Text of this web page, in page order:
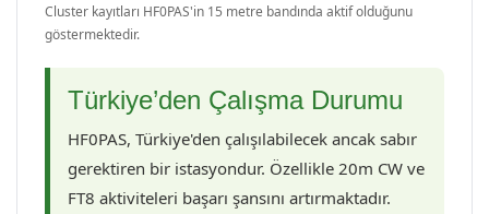
Cluster kayıtları HF0PAS'in 15 metre bandında aktif olduğunu
göstermektedir.
Türkiye’den Çalışma Durumu
HF0PAS, Türkiye'den çalışılabilecek ancak sabır
gerektiren bir istasyondur. Özellikle 20m CW ve
FT8 aktiviteleri başarı şansını artırmaktadır.